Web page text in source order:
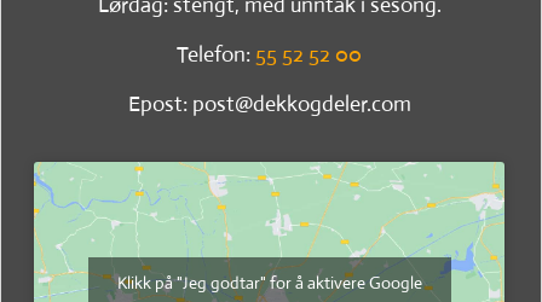
Telefon: 55 52 52 00
Epost: post@dekkogdeler.com
Klikk på "Jeg godtar" for å aktivere Google